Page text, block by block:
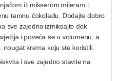
ili mikserom mileram i
tamnu čokoladu. Dodajte dobro
sve zajedno izmiksajte dok
i poveća se u volumenu, a
krema koju ste koristili.
i sve zajedno stavite na